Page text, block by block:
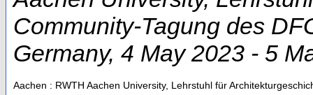
Community-Tagung des
Germany, 4 May 2023 - 5
Aachen : RWTH Aachen University, Lehrstuhl für